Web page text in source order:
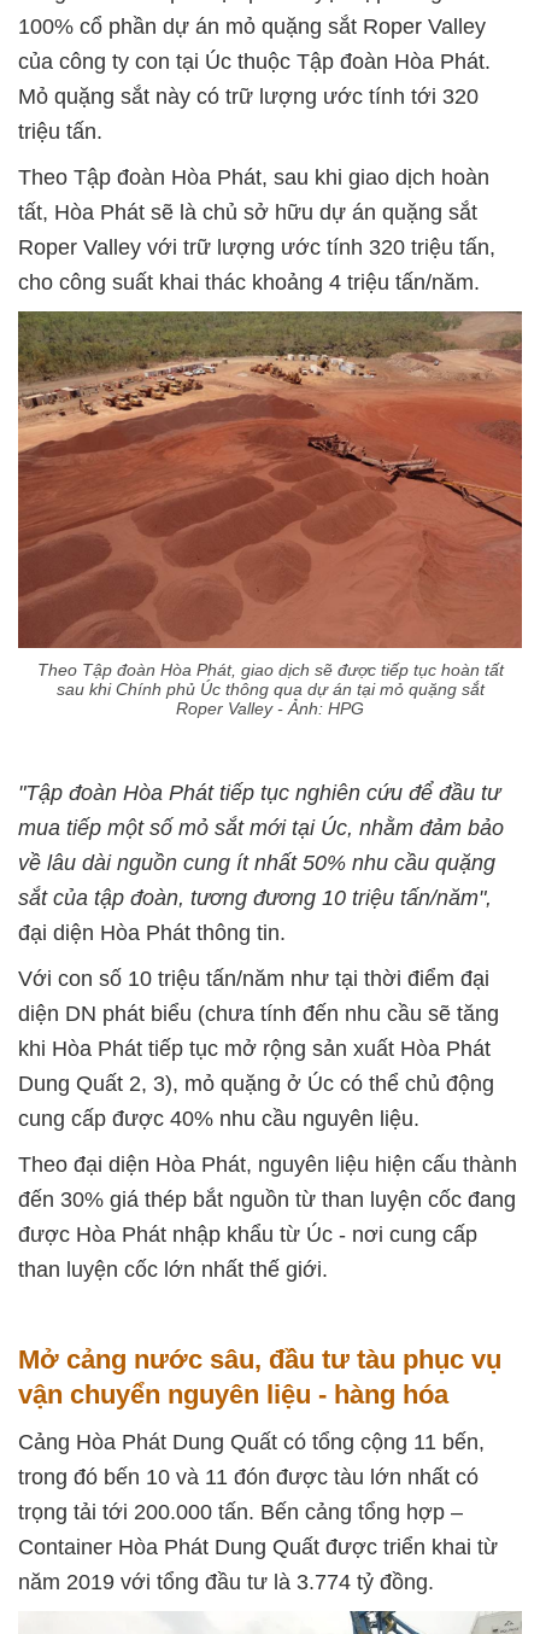
100% cổ phần dự án mỏ quặng sắt Roper Valley
của công ty con tại Úc thuộc Tập đoàn Hòa Phát.
Mỏ quặng sắt này có trữ lượng ước tính tới 320
triệu tấn.
Theo Tập đoàn Hòa Phát, sau khi giao dịch hoàn
tất, Hòa Phát sẽ là chủ sở hữu dự án quặng sắt
Roper Valley với trữ lượng ước tính 320 triệu tấn,
cho công suất khai thác khoảng 4 triệu tấn/năm.
Theo Tập đoàn Hòa Phát, giao dịch sẽ được tiếp tục hoàn tất
sau khi Chính phủ Úc thông qua dự án tại mỏ quặng sắt
Roper Valley - Ảnh: HPG
"Tập đoàn Hòa Phát tiếp tục nghiên cứu để đầu tư
mua tiếp một số mỏ sắt mới tại Úc, nhằm đảm bảo
về lâu dài nguồn cung ít nhất 50% nhu cầu quặng
sắt của tập đoàn, tương đương 10 triệu tấn/năm",
đại diện Hòa Phát thông tin.
Với con số 10 triệu tấn/năm như tại thời điểm đại
diện DN phát biểu (chưa tính đến nhu cầu sẽ tăng
khi Hòa Phát tiếp tục mở rộng sản xuất Hòa Phát
Dung Quất 2, 3), mỏ quặng ở Úc có thể chủ động
cung cấp được 40% nhu cầu nguyên liệu.
Theo đại diện Hòa Phát, nguyên liệu hiện cấu thành
đến 30% giá thép bắt nguồn từ than luyện cốc đang
được Hòa Phát nhập khẩu từ Úc - nơi cung cấp
than luyện cốc lớn nhất thế giới.
Mở cảng nước sâu, đầu tư tàu phục vụ
vận chuyển nguyên liệu - hàng hóa
Cảng Hòa Phát Dung Quất có tổng cộng 11 bến,
trong đó bến 10 và 11 đón được tàu lớn nhất có
trọng tải tới 200.000 tấn. Bến cảng tổng hợp –
Container Hòa Phát Dung Quất được triển khai từ
năm 2019 với tổng đầu tư là 3.774 tỷ đồng.